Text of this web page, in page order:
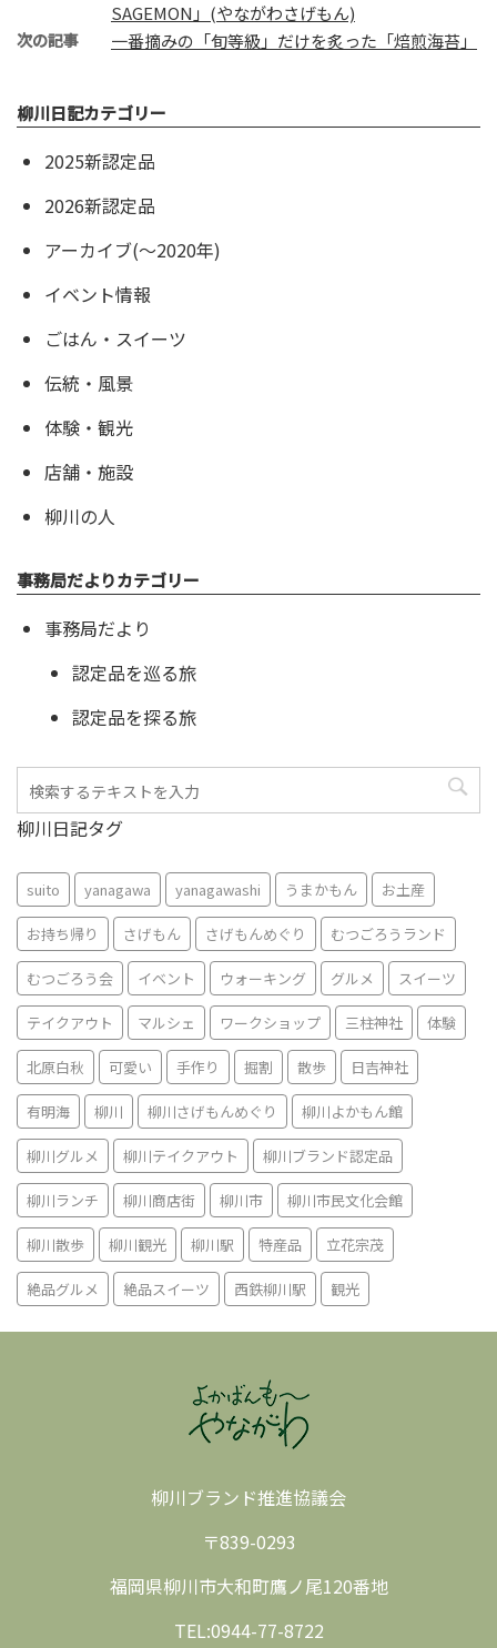
SAGEMON」(やながわさげもん)
次の記事 一番摘みの「旬等級」だけを炙った「焙煎海苔」
柳川日記カテゴリー
2025新認定品
2026新認定品
アーカイブ(〜2020年)
イベント情報
ごはん・スイーツ
伝統・風景
体験・観光
店舗・施設
柳川の人
事務局だよりカテゴリー
事務局だより
認定品を巡る旅
認定品を探る旅
柳川日記タグ
suito yanagawa yanagawashi うまかもん お土産
お持ち帰り さげもん さげもんめぐり むつごろうランド
むつごろう会 イベント ウォーキング グルメ スイーツ
テイクアウト マルシェ ワークショップ 三柱神社 体験
北原白秋 可愛い 手作り 掘割 散歩 日吉神社
有明海 柳川 柳川さげもんめぐり 柳川よかもん館
柳川グルメ 柳川テイクアウト 柳川ブランド認定品
柳川ランチ 柳川商店街 柳川市 柳川市民文化会館
柳川散歩 柳川観光 柳川駅 特産品 立花宗茂
絶品グルメ 絶品スイーツ 西鉄柳川駅 観光
柳川ブランド推進協議会
〒839-0293
福岡県柳川市大和町鷹ノ尾120番地
TEL:0944-77-8722